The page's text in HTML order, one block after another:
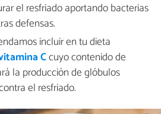
el resfriado aportando bacterias
defensas.
incluir en tu dieta
Ccuyo contenido de
la producción de glóbulos
el resfriado.